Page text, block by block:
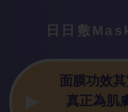
日日敷Mas
面膜功效
真正為肌